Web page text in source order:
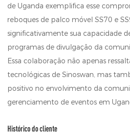
de Uganda exemplifica esse
reboques de palco móvel SS70 e
significativamente sua capacidade
programas de divulgação da
Essa colaboração não apenas
tecnológicas de Sinoswan, mas
positivo no envolvimento da
gerenciamento de eventos em
Histórico do cliente